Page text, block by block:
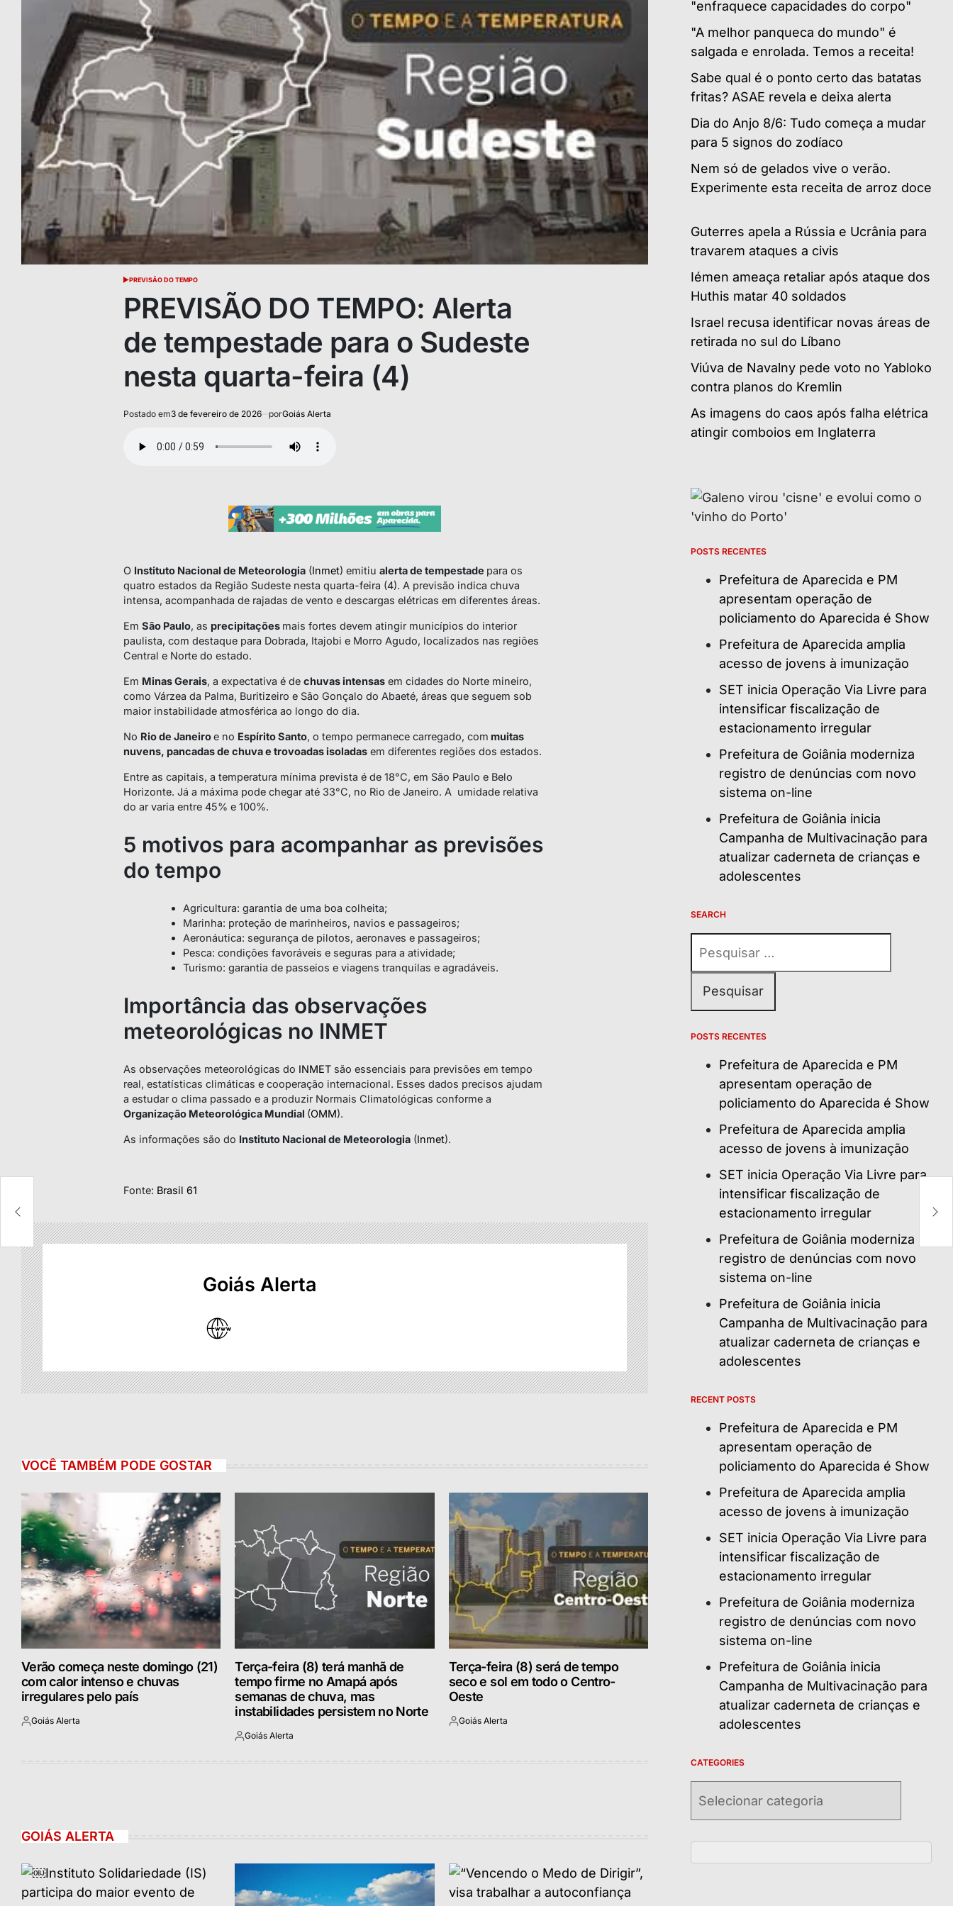
POSTED
PREVISÃO DO TEMPO
PREVISÃO DO TEMPO: Alerta
de tempestade para o Sudeste
nesta quarta-feira (4)
Postado em3 de fevereiro de 2026 porGoiás Alerta
O Instituto Nacional de Meteorologia (Inmet) emitiu alerta de tempestade para os
quatro estados da Região Sudeste nesta quarta-feira (4). A previsão indica chuva
intensa, acompanhada de rajadas de vento e descargas elétricas em diferentes áreas.
Em São Paulo, as precipitações mais fortes devem atingir municípios do interior
paulista, com destaque para Dobrada, Itajobi e Morro Agudo, localizados nas regiões
Central e Norte do estado.
Em Minas Gerais, a expectativa é de chuvas intensas em cidades do Norte mineiro,
como Várzea da Palma, Buritizeiro e São Gonçalo do Abaeté, áreas que seguem sob
maior instabilidade atmosférica ao longo do dia.
No Rio de Janeiroe no Espírito Santo, o tempo permanece carregado, com muitas
nuvens, pancadas de chuva e trovoadas isoladas em diferentes regiões dos estados.
Entre as capitais, a temperatura mínima prevista é de 18°C, em São Paulo e Belo
Horizonte. Já a máxima pode chegar até 33°C, no Rio de Janeiro. A umidade relativa
do ar varia entre 45% e 100%.
5 motivos para acompanhar as previsões
do tempo
Agricultura: garantia de uma boa colheita;
Marinha: proteção de marinheiros, navios e passageiros;
Aeronáutica: segurança de pilotos, aeronaves e passageiros;
Pesca: condições favoráveis e seguras para a atividade;
Turismo: garantia de passeios e viagens tranquilas e agradáveis.
Importância das observações
meteorológicas no INMET
As observações meteorológicas do INMET são essenciais para previsões em tempo
real, estatísticas climáticas e cooperação internacional. Esses dados precisos ajudam
a estudar o clima passado e a produzir Normais Climatológicas conforme a
Organização Meteorológica Mundial (OMM).
As informações são do Instituto Nacional de Meteorologia (Inmet).
Fonte: Brasil 61
Goiás Alerta
VOCÊ TAMBÉM PODE GOSTAR
Verão começa neste domingo (21)
com calor intenso e chuvas
irregulares pelo país
Postado
Goiás Alerta
Terça-feira (8) terá manhã de
tempo firme no Amapá após
semanas de chuva, mas
instabilidades persistem no Norte
Postado
Goiás Alerta
Terça-feira (8) será de tempo
seco e sol em todo o Centro-
Oeste
Postado
Goiás Alerta
GOIÁS ALERTA
"enfraquece capacidades do corpo"
"A melhor panqueca do mundo" é
salgada e enrolada. Temos a receita!
Sabe qual é o ponto certo das batatas
fritas? ASAE revela e deixa alerta
Dia do Anjo 8/6: Tudo começa a mudar
para 5 signos do zodíaco
Nem só de gelados vive o verão.
Experimente esta receita de arroz doce
Guterres apela a Rússia e Ucrânia para
travarem ataques a civis
Iémen ameaça retaliar após ataque dos
Huthis matar 40 soldados
Israel recusa identificar novas áreas de
retirada no sul do Líbano
Viúva de Navalny pede voto no Yabloko
contra planos do Kremlin
As imagens do caos após falha elétrica
atingir comboios em Inglaterra
POSTS RECENTES
Prefeitura de Aparecida e PM
apresentam operação de
policiamento do Aparecida é Show
Prefeitura de Aparecida amplia
acesso de jovens à imunização
SET inicia Operação Via Livre para
intensificar fiscalização de
estacionamento irregular
Prefeitura de Goiânia moderniza
registro de denúncias com novo
sistema on-line
Prefeitura de Goiânia inicia
Campanha de Multivacinação para
atualizar caderneta de crianças e
adolescentes
SEARCH
por:
POSTS RECENTES
Prefeitura de Aparecida e PM
apresentam operação de
policiamento do Aparecida é Show
Prefeitura de Aparecida amplia
acesso de jovens à imunização
SET inicia Operação Via Livre para
intensificar fiscalização de
estacionamento irregular
Prefeitura de Goiânia moderniza
registro de denúncias com novo
sistema on-line
Prefeitura de Goiânia inicia
Campanha de Multivacinação para
atualizar caderneta de crianças e
adolescentes
RECENT POSTS
Prefeitura de Aparecida e PM
apresentam operação de
policiamento do Aparecida é Show
Prefeitura de Aparecida amplia
acesso de jovens à imunização
SET inicia Operação Via Livre para
intensificar fiscalização de
estacionamento irregular
Prefeitura de Goiânia moderniza
registro de denúncias com novo
sistema on-line
Prefeitura de Goiânia inicia
Campanha de Multivacinação para
atualizar caderneta de crianças e
adolescentes
CATEGORIES